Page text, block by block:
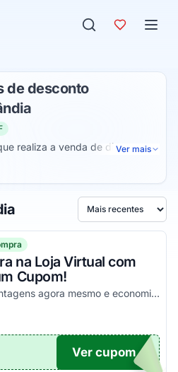
de desconto
realiza a venda de diversos
dela é possível comprar
faqueiro, talheres etc.),
etc.), decoração (pia de
mesa e banho, lavanderia e
Ver mais
de 1 a 5 estrelas
Ordenar por
na Loja Virtual com
Cupom!
Desfrute das melhores vantagens agora mesmo e economize de uma forma simples!
RA05
Ver cupom